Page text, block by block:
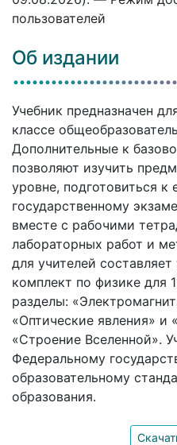
пользователей
Об издании
Учебник предназначен
классе
Дополнительные к
позволяют изучить
уровне, подготовиться к
государственному
вместе с рабочими
лабораторных работ и
для учителей
комплект по физике для
разделы:
«Оптические явления» и
«Строение Вселенной».
Федеральному
образовательному
образования.